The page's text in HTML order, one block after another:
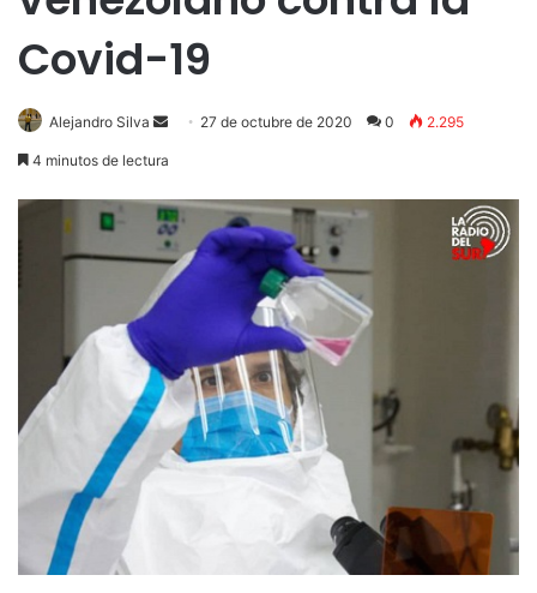
Covid-19
Alejandro Silva
Send 27 de octubre de 2020 0 2.295
4 minutos de lectura